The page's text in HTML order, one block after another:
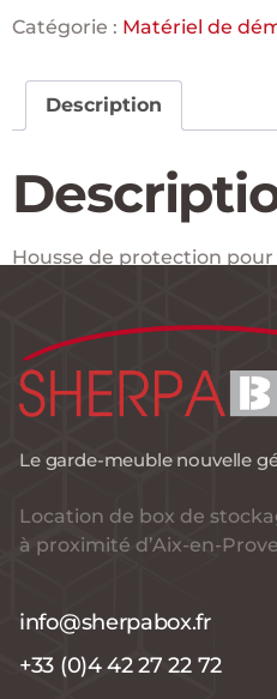
Catégorie : Matériel de
Description
Housse de protection
Epaisseur 4/100e.
Le garde-meuble nouvelle
Location de box de
à proximité d’Aix-en-
info@sherpabox.fr
+33 (0)4 42 27 22 72